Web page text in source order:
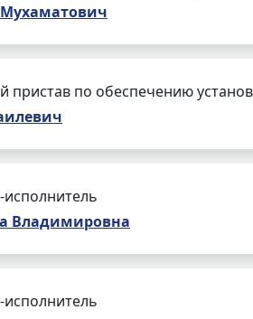
по обеспечению
Владимировна